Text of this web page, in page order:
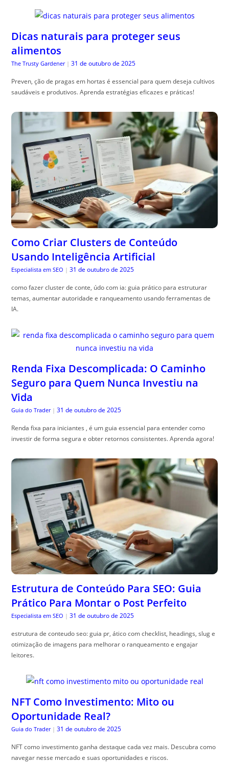
Dicas naturais para proteger seus
alimentos
The Trusty Gardener | 31 de outubro de 2025
Preven, ção de pragas em hortas é essencial para quem deseja cultivos
saudáveis e produtivos. Aprenda estratégias eficazes e práticas!
Como Criar Clusters de Conteúdo
Usando Inteligência Artificial
Especialista em SEO | 31 de outubro de 2025
como fazer cluster de conte, údo com ia: guia prático para estruturar
temas, aumentar autoridade e ranqueamento usando ferramentas de
IA.
Renda Fixa Descomplicada: O Caminho
Seguro para Quem Nunca Investiu na
Vida
Guia do Trader | 31 de outubro de 2025
Renda fixa para iniciantes , é um guia essencial para entender como
investir de forma segura e obter retornos consistentes. Aprenda agora!
Estrutura de Conteúdo Para SEO: Guia
Prático Para Montar o Post Perfeito
Especialista em SEO | 31 de outubro de 2025
estrutura de conteudo seo: guia pr, ático com checklist, headings, slug e
otimização de imagens para melhorar o ranqueamento e engajar
leitores.
NFT Como Investimento: Mito ou
Oportunidade Real?
Guia do Trader | 31 de outubro de 2025
NFT como investimento ganha destaque cada vez mais. Descubra como
navegar nesse mercado e suas oportunidades e riscos.